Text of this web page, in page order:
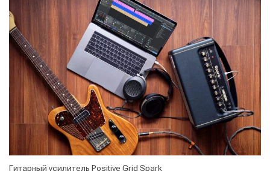
Гитарный усилитель Positive Grid Spark